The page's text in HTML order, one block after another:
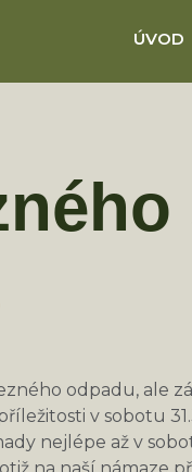
ÚVOD
odpadu, ale
v sobotu
nejlépe až v